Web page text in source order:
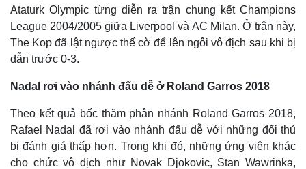
Quan sát
Cuộc sống đó đây
Hồ sơ
Video
Ảnh
E-Magazine
Infographic
Ataturk Olympic từng diễn ra trận chung kết Champions
League 2004/2005 giữa Liverpool và AC Milan. Ở trận này,
The Kop đã lật ngược thế cờ để lên ngôi vô địch sau khi bị
dẫn trước 0-3.
Nadal rơi vào nhánh đấu dễ ở Roland Garros 2018
Theo kết quả bốc thăm phân nhánh Roland Garros 2018,
Rafael Nadal đã rơi vào nhánh đấu dễ với những đối thủ
bị đánh giá thấp hơn. Trong khi đó, những ứng viên khác
cho chức vô địch như Novak Djokovic, Stan Wawrinka,